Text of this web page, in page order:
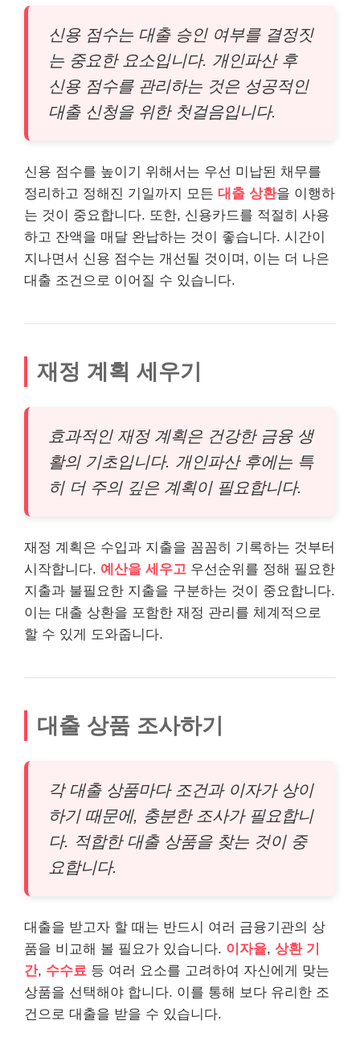
신용 점수는 대출 승인 여부를 결정짓
는 중요한 요소입니다. 개인파산 후
신용 점수를 관리하는 것은 성공적인
대출 신청을 위한 첫걸음입니다.
신용 점수를 높이기 위해서는 우선 미납된 채무를
정리하고 정해진 기일까지 모든 대출 상환을 이행하
는 것이 중요합니다. 또한, 신용카드를 적절히 사용
하고 잔액을 매달 완납하는 것이 좋습니다. 시간이
지나면서 신용 점수는 개선될 것이며, 이는 더 나은
대출 조건으로 이어질 수 있습니다.
재정 계획 세우기
효과적인 재정 계획은 건강한 금융 생
활의 기초입니다. 개인파산 후에는 특
히 더 주의 깊은 계획이 필요합니다.
재정 계획은 수입과 지출을 꼼꼼히 기록하는 것부터
시작합니다. 예산을 세우고 우선순위를 정해 필요한
지출과 불필요한 지출을 구분하는 것이 중요합니다.
이는 대출 상환을 포함한 재정 관리를 체계적으로
할 수 있게 도와줍니다.
대출 상품 조사하기
각 대출 상품마다 조건과 이자가 상이
하기 때문에, 충분한 조사가 필요합니
다. 적합한 대출 상품을 찾는 것이 중
요합니다.
대출을 받고자 할 때는 반드시 여러 금융기관의 상
품을 비교해 볼 필요가 있습니다. 이자율, 상환 기
간, 수수료 등 여러 요소를 고려하여 자신에게 맞는
상품을 선택해야 합니다. 이를 통해 보다 유리한 조
건으로 대출을 받을 수 있습니다.